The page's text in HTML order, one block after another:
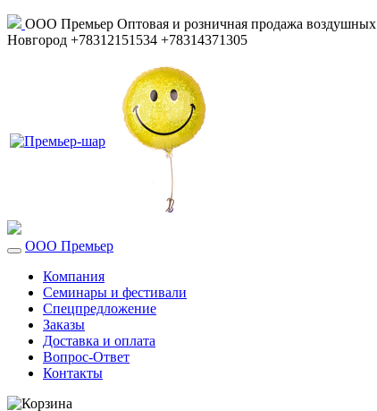
ООО Премьер Оптовая и розничная продажа
Новгород +78312151534 +78314371305
ООО Премьер
Компания
Семинары и фестивали
Спецпредложение
Заказы
Доставка и оплата
Вопрос-Ответ
Контакты